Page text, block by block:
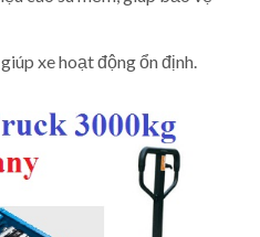
xe hoạt động ổn định.